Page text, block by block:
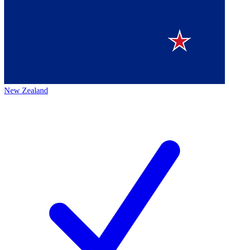
New Zealand